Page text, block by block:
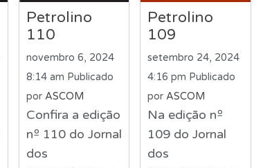
Petrolino
110
novembro 6, 2024
8:14 am Publicado
por ASCOM
Confira a edição
nº 110 do Jornal
dos
Petrolino
109
setembro 24, 2024
4:16 pm Publicado
porASCOM
Na edição nº
109 do Jornal
dos